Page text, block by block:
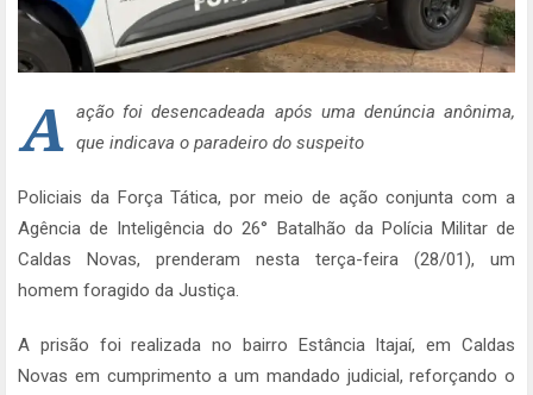
A ação foi desencadeada após uma denúncia anônima,
que indicava o paradeiro do suspeito
Policiais da Força Tática, por meio de ação conjunta com a
Agência de Inteligência do 26° Batalhão da Polícia Militar de
Caldas Novas, prenderam nesta terça-feira (28/01), um
homem foragido da Justiça.
A prisão foi realizada no bairro Estância Itajaí, em Caldas
Novas em cumprimento a um mandado judicial, reforçando o